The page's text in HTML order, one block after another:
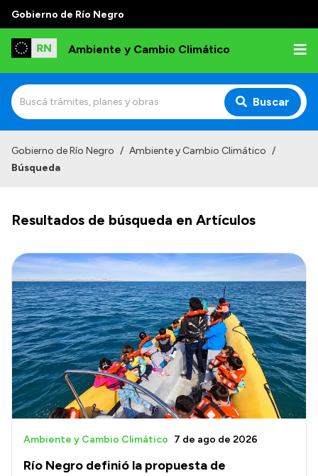
Gobierno de Río Negro
Ambiente y Cambio Climático
Buscar
Autoridades
Normativa
Transparencia
Presupuesto
Boletín Oficial
Compras y licitaciones
Consulta de expedientes
Consulta de pago a proveedores
Gobierno de Río Negro / Ambiente y Cambio Climático /
Búsqueda
Resultados de búsqueda en Artículos
Río Negro definió la propuesta de
Ambiente y Cambio Climático 7 de ago de 2026